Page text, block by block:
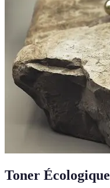
Toner Écologique